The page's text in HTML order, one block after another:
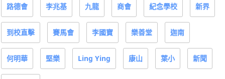
路德會 李兆基 九龍 商會 紀念學校 新界
到校直擊 賽馬會 李國寶 樂善堂 迦南
何明華 堅樂 Ling Ying 康山 葉小 新聞